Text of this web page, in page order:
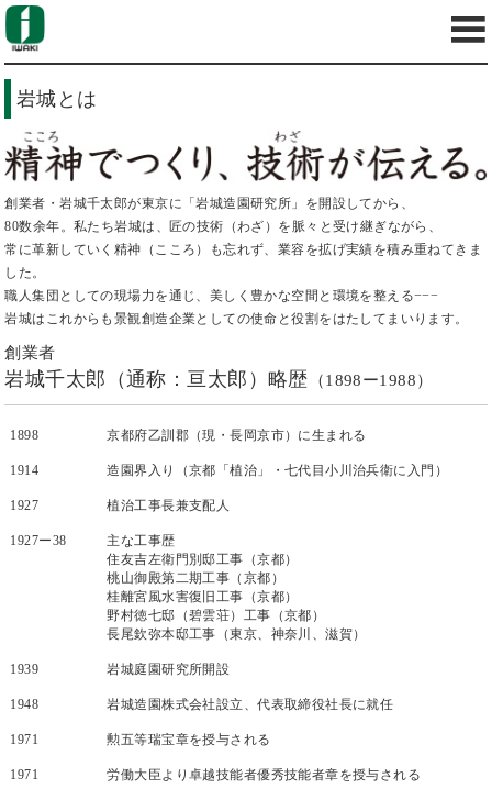
岩城とは
創業者・岩城千太郎が東京に「岩城造園研究所」を開設してから、
80数余年。私たち岩城は、匠の技術（わざ）を脈々と受け継ぎながら、
常に革新していく精神（こころ）も忘れず、業容を拡げ実績を積み重ねてきま
した。
職人集団としての現場力を通じ、美しく豊かな空間と環境を整える−−−
岩城はこれからも景観創造企業としての使命と役割をはたしてまいります。
創業者
岩城千太郎（通称：亘太郎）略歴 （1898ー1988）
1898 京都府乙訓郡（現・長岡京市）に生まれる
1914 造園界入り（京都「植治」・七代目小川治兵衛に入門）
1927 植治工事長兼支配人
1927ー38
主な工事歴
住友吉左衛門別邸工事（京都）
桃山御殿第二期工事（京都）
桂離宮風水害復旧工事（京都）
野村徳七邸（碧雲荘）工事（京都）
長尾欽弥本邸工事（東京、神奈川、滋賀）
1939 岩城庭園研究所開設
1948 岩城造園株式会社設立、代表取締役社長に就任
1971 勲五等瑞宝章を授与される
1971 労働大臣より卓越技能者優秀技能者章を授与される